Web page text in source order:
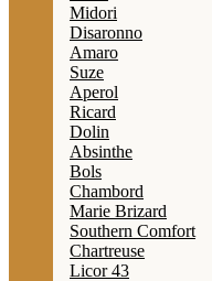
Midori
Disaronno
Amaro
Suze
Aperol
Ricard
Dolin
Absinthe
Bols
Chambord
Marie Brizard
Southern Comfort
Chartreuse
Licor 43